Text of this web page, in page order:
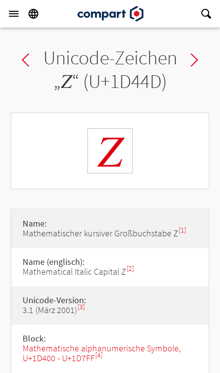
Previous char
Unicode-Zeichen
„𝑍“ (U+1D44D)
𝑍
Name:
Mathematischer kursiver Großbuchstabe Z[1]
Name (englisch):
Mathematical Italic Capital Z[2]
Unicode-Version:
3.1 (März 2001)[3]
Block:
Mathematische alphanumerische Symbole,
U+1D400 - U+1D7FF[4]